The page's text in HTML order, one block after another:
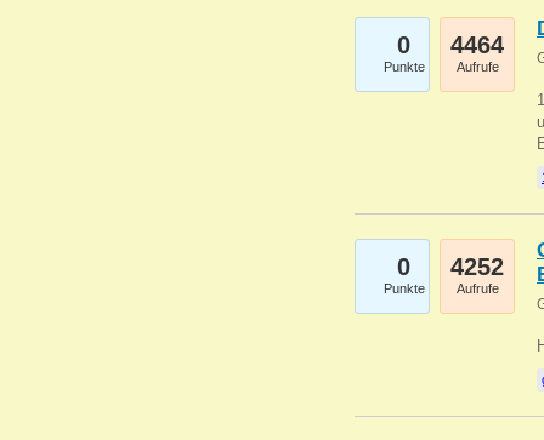
0
Punkte
4464
Aufrufe
0
Punkte
4252
Aufrufe